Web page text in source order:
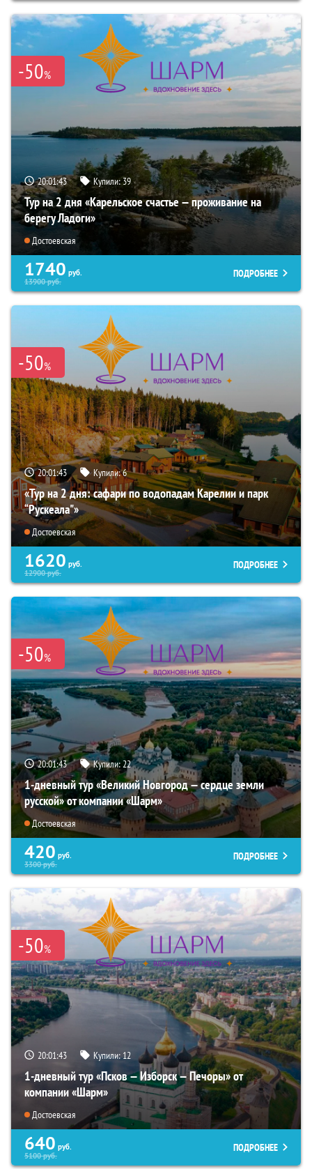
-50%
20:01:42 Купили:39
Тур на 2 дня «Карельское счастье — проживание на
берегу Ладоги»
Достоевская
1740 руб.
13900руб.
ПОДРОБНЕЕ
-50%
20:01:42 Купили:6
«Тур на 2 дня: сафари по водопадам Карелии и парк
“Рускеала"»
Достоевская
1620 руб.
12900руб.
ПОДРОБНЕЕ
-50%
20:01:42 Купили:22
1-дневный тур «Великий Новгород — сердце земли
русской» от компании «Шарм»
Достоевская
420 руб.
3300руб.
ПОДРОБНЕЕ
-50%
20:01:42 Купили:12
1-дневный тур «Псков — Изборск — Печоры» от
компании «Шарм»
Достоевская
640 руб.
5100руб.
ПОДРОБНЕЕ